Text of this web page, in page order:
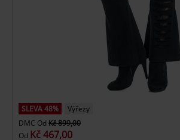
SLEVA 48%
Výřezy
DMC OdKč 899,00
Od Kč 467,00